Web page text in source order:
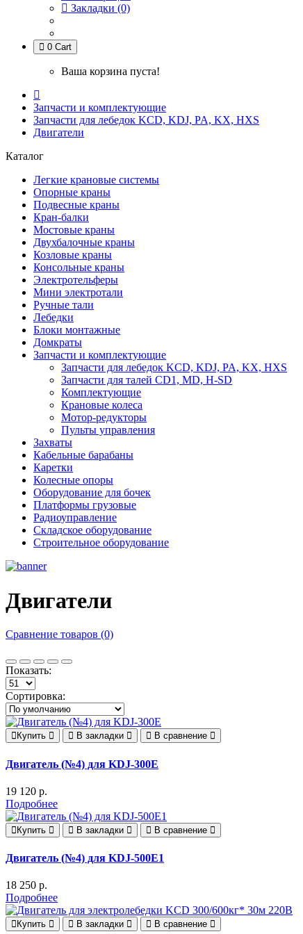
Закладки (0)
0 Cart
Ваша корзина пуста!
Запчасти и комплектующие
Запчасти для лебедок KCD, KDJ, PA, KX, HXS
Двигатели
Каталог
Легкие крановые системы
Опорные краны
Подвесные краны
Кран-балки
Мостовые краны
Двухбалочные краны
Козловые краны
Консольные краны
Электротельферы
Мини электротали
Ручные тали
Лебедки
Блоки монтажные
Домкраты
Запчасти и комплектующие
Запчасти для лебедок KCD, KDJ, PA, KX, HXS
Запчасти для талей CD1, MD, H-SD
Комплектующие
Крановые колеса
Мотор-редукторы
Пульты управления
Захваты
Кабельные барабаны
Каретки
Колесные опоры
Оборудование для бочек
Платформы грузовые
Радиоуправление
Складское оборудование
Строительное оборудование
Двигатели
Сравнение товаров (0)
Показать:
Сортировка:
Купить В закладки В сравнение
Двигатель (№4) для KDJ-300E
19 120 р.
Подробнее
Купить В закладки В сравнение
Двигатель (№4) для KDJ-500E1
18 250 р.
Подробнее
Купить В закладки В сравнение